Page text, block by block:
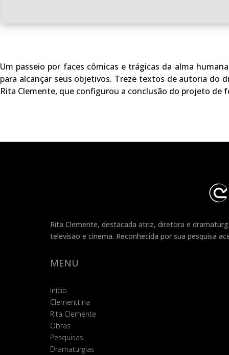
Um passeio por faces cômicas e trágicas da alma
para alcançar seus objetivos. Treze textos de autoria do
Rita Clemente, que configurou a conclusão do projeto de
Rita Clemente, destacada atriz, diretora e
televisão e cinema. Reconhecida por sua pesquisa
MENU
Início
Clementtina
Rita Clemente
Obras
Pesquisas
Dramaturgias